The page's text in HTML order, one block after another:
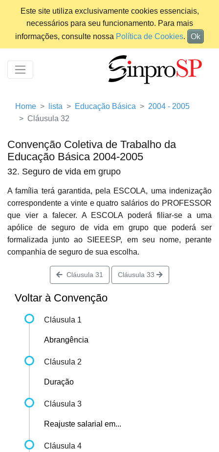
Este site utiliza exclusivamente cookies essenciais,
necessários para seu funcionamento. Para mais
informações, consulte nossa Política de Cookies. Ok
Home lista Educação Básica
2004 - 2005
Cláusula 32
Convenção Coletiva de Trabalho da
Educação Básica 2004-2005
32. Seguro de vida em grupo
A família terá garantida, pela ESCOLA, uma indenização
correspondente a vinte e quatro salários do PROFESSOR
que vier a falecer. A ESCOLA poderá filiar-se a uma
apólice de seguro de vida em grupo que poderá ser
formalizada junto ao SIEEESP, em seu nome, perante
companhia de seguro de sua escolha.
Cláusula 31 Cláusula 33
Voltar à Convenção
Cláusula 1
Abrangência
Cláusula 2
Duração
Cláusula 3
Reajuste salarial em...
Cláusula 4